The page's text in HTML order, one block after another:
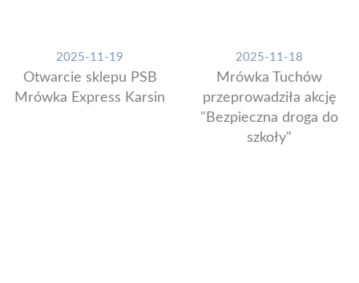
2025-11-19
Otwarcie sklepu PSB
Mrówka Express Karsin
2025-11-18
Mrówka Tuchów
przeprowadziła akcję
"Bezpieczna droga do
szkoły"